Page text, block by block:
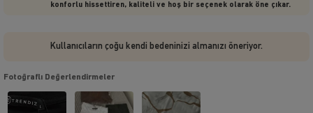
konforlu hissettiren, kaliteli ve hoş bir seçenek olarak öne çıkar.
Kullanıcıların çoğu kendi bedeninizi almanızı öneriyor.
Fotoğraflı Değerlendirmeler